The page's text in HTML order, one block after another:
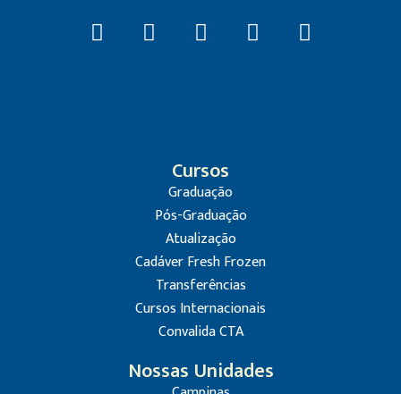
Cursos
Graduação
Pós-Graduação
Atualização
Cadáver Fresh Frozen
Transferências
Cursos Internacionais
Convalida CTA
Nossas Unidades